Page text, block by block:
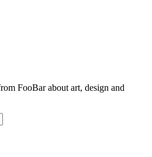
FooBar about art, design and